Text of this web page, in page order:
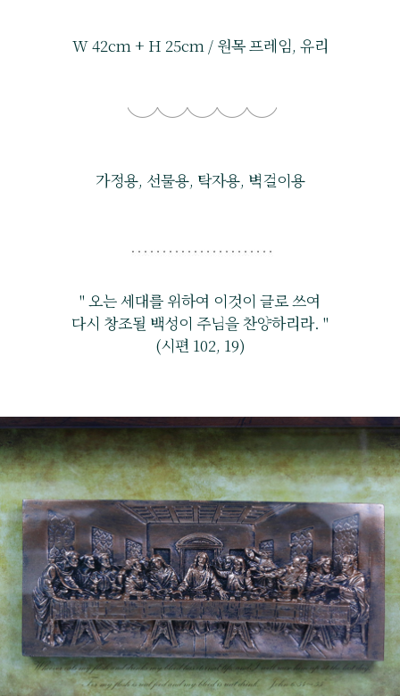
W 42cm + H 25cm / 원목 프레임, 유리
가정용, 선물용, 탁자용, 벽걸이용
" 오는 세대를 위하여 이것이 글로 쓰여
다시 창조될 백성이 주님을 찬양하리라. "
(시편 102, 19)